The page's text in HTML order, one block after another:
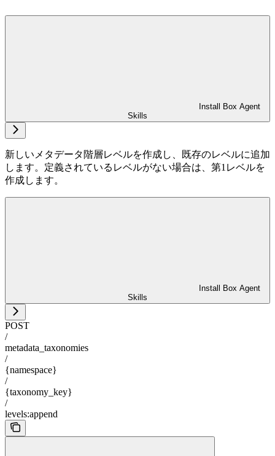
Install Box Agent
Skills
新しいメタデータ階層レベルを作成し、既存のレベルに追加
します。定義されているレベルがない場合は、第1レベルを
作成します。
Install Box Agent
Skills
POST
/
metadata_taxonomies
/
{namespace}
/
{taxonomy_key}
/
levels:append